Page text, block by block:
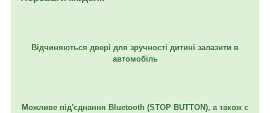
Відчиняються двері для зручності дитині залазити в
автомобіль
Можливе під'єднання Bluetooth (STOP BUTTON), а також є